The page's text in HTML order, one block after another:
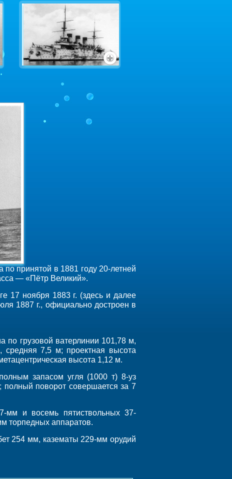
принятой в 1881 году 20-летней
— «Пётр Великий».
17 ноября 1883 г. (здесь и далее
1887 г., официально достроен в
по грузовой ватерлинии 101,78 м,
7,5 м; проектная высота
высота 1,12 м.
запасом угля (1000 т) 8-уз
поворот совершается за 7
мм и восемь пятиствольных 37-
торпедных аппаратов.
254 мм, казематы 229-мм орудий